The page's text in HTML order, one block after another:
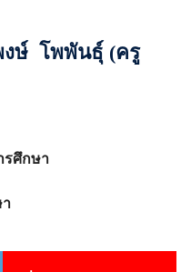
งษ์ โพพันธุ์ (ครู
รศึกษา